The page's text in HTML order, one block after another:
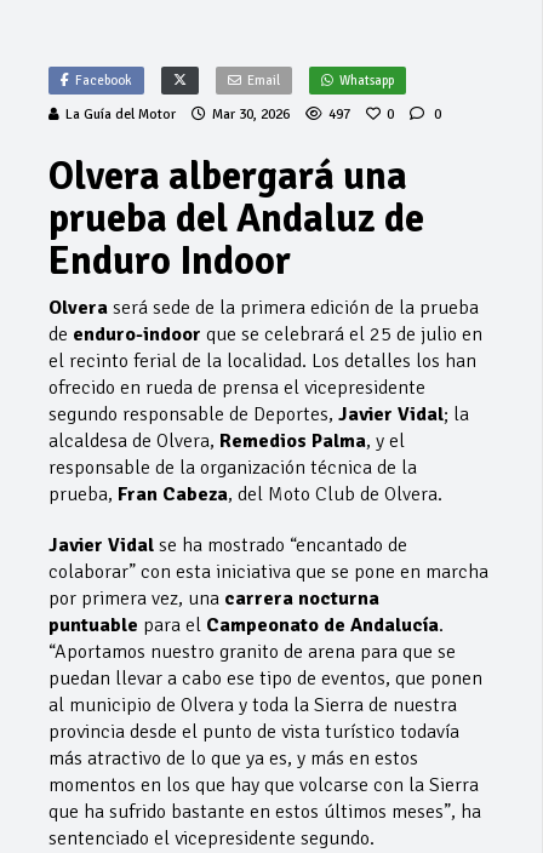
Facebook Email Whatsapp
La Guía del Motor Mar 30, 2026 497 0 0
Olvera albergará una
prueba del Andaluz de
Enduro Indoor
Olvera será sede de la primera edición de la prueba
de enduro-indoor que se celebrará el 25 de julio en
el recinto ferial de la localidad. Los detalles los han
ofrecido en rueda de prensa el vicepresidente
segundo responsable de Deportes, Javier Vidal; la
alcaldesa de Olvera, Remedios Palma, y el
responsable de la organización técnica de la
prueba, Fran Cabeza, del Moto Club de Olvera.
Javier Vidal se ha mostrado “encantado de
colaborar” con esta iniciativa que se pone en marcha
por primera vez, una carrera nocturna
puntuable para el Campeonato de Andalucía.
“Aportamos nuestro granito de arena para que se
puedan llevar a cabo ese tipo de eventos, que ponen
al municipio de Olvera y toda la Sierra de nuestra
provincia desde el punto de vista turístico todavía
más atractivo de lo que ya es, y más en estos
momentos en los que hay que volcarse con la Sierra
que ha sufrido bastante en estos últimos meses”, ha
sentenciado el vicepresidente segundo.